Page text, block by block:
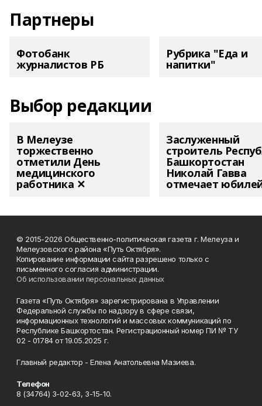
Партнеры
Фотобанк
журналистов РБ
Рубрика "Еда и
напитки"
Выбор редакции
В Мелеузе
торжественно
отметили День
медицинского
работника ✕
Заслуженный
строитель
Башкортостан
Николай Гавва
отмечает
© 2015-2026 Общественно-политическая газета г. Мелеуза и
Мелеузовского района «Путь Октября».
Копирование информации сайта разрешено только с
письменного согласия администрации.
Об использовании персональных данных
Газета «Путь Октября» зарегистрирована в Управлении
Федеральной службы по надзору в сфере связи,
информационных технологий и массовых коммуникаций по
Республике Башкортостан. Регистрационный номер ПИ № ТУ
02 - 01784 от 19.05.2025 г.
Главный редактор - Елена Анатольевна Мазиева.
Телефон
8 (34764) 3-02-63, 3-15-10.